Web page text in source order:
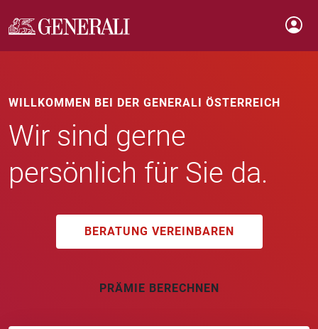
WILLKOMMEN BEI DER GENERALI ÖSTERREICH
Wir sind gerne
persönlich für Sie da.
BERATUNG VEREINBAREN
PRÄMIE BERECHNEN